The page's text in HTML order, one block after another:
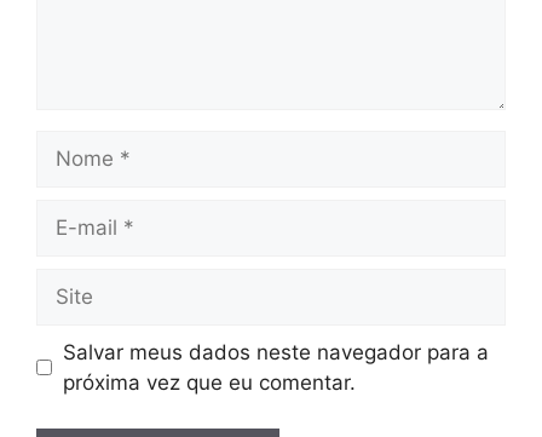
mail
Salvar meus dados neste navegador para a
próxima vez que eu comentar.